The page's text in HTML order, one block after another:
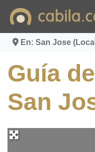
contenido
En: San Jose
Guía
San